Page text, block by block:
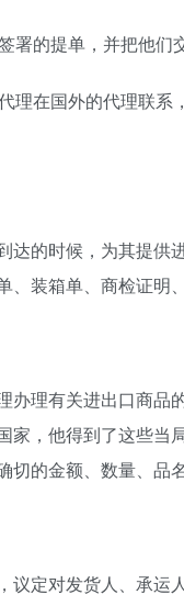
署的提单，并把他们
理在国外的代理联
达的时候，为其提
装箱单、商检证明
办理有关进出口商
家，他得到了这些当
的金额、数量、品
议定对发货人、承运